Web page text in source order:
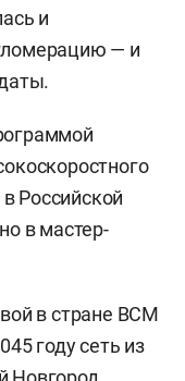
и
— и
Российской
в мастер-
в стране ВСМ
году сеть из